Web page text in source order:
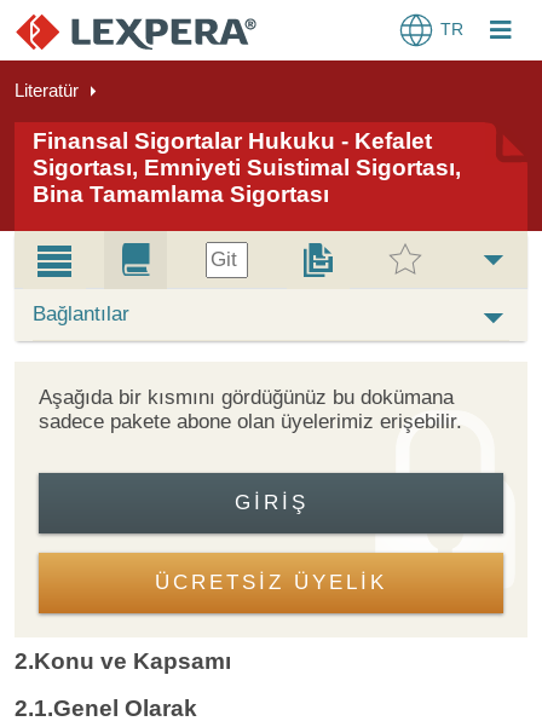
TR
Literatür
Finansal Sigortalar Hukuku - Kefalet
Sigortası, Emniyeti Suistimal Sigortası,
Bina Tamamlama Sigortası
Git
Bağlantılar
Aşağıda bir kısmını gördüğünüz bu dokümana
sadece pakete abone olan üyelerimiz erişebilir.
GIRIŞ
ÜCRETSİZ ÜYELİK
2.Konu ve Kapsamı
2.1.Genel Olarak